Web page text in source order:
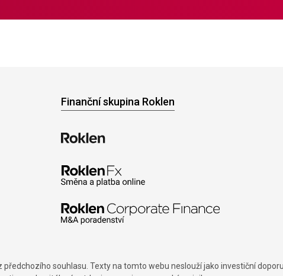
Finanční skupina Roklen
souhlasu. Texty na tomto webu neslouží jako investiční